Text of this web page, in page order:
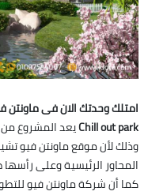
Chill out parkيعد المشروع
وذلك لأن موقع ماونتن فيو
المحاور الرئيسية وعلى
كما أن شركة ماونتن فيو